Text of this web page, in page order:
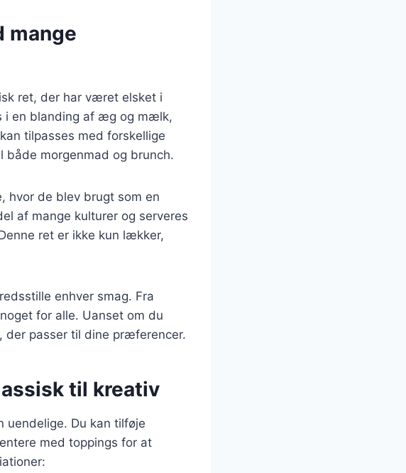
mange
ret, der har været elsket i
i en blanding af æg og mælk,
tilpasses med forskellige
både morgenmad og brunch.
hvor de blev brugt som en
af mange kulturer og serveres
ret er ikke kun lækker,
enhver smag. Fra
for alle. Uanset om du
passer til dine præferencer.
til kreativ
uendelige. Du kan tilføje
med toppings for at